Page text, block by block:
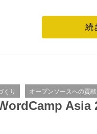
続
くり オープンソースへの貢献
Asia